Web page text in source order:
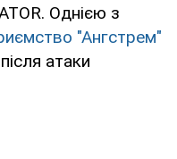
Однією з
"Ангстрем"
атаки